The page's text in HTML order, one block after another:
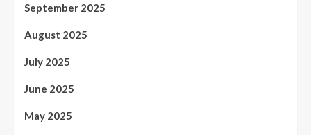
September 2025
August 2025
July 2025
June 2025
May 2025